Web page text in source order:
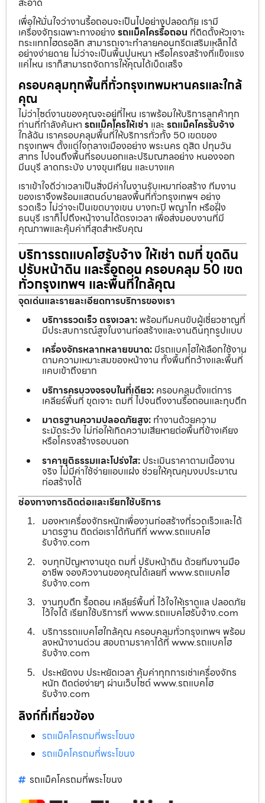
เพื่อให้มั่นใจว่างานรื้อถอนจะเป็นไปอย่างปลอดภัย เรามี
เครื่องจักรเฉพาะทางอย่าง รถแม็คโครรื้อถอน ที่ติดตั้งหัวเจาะ
กระแทกไฮดรอลิก สามารถเจาะทำลายคอนกรีตเสริมเหล็กได้
อย่างง่ายดาย ไม่ว่าจะเป็นพื้นปูนหนา หรือโครงสร้างที่แข็งแรง
แค่ไหน เราก็สามารถจัดการให้คุณได้เบ็ดเสร็จ
ครอบคลุมทุกพื้นที่ทั่วกรุงเทพมหานครและใกล้
คุณ
ไม่ว่าไซต์งานของคุณจะอยู่ที่ไหน เราพร้อมให้บริการลูกค้าทุก
ท่านที่กำลังค้นหา รถแม็คโครให้เช่า และ รถแม็คโครรับจ้าง
ใกล้ฉัน เราครอบคลุมพื้นที่ให้บริการทั่วทั้ง 50 เขตของ
กรุงเทพฯ ตั้งแต่ใจกลางเมืองอย่าง พระนคร ดุสิต ปทุมวัน
สาทร ไปจนถึงพื้นที่รอบนอกและปริมณฑลอย่าง หนองจอก
มีนบุรี ลาดกระบัง บางขุนเทียน และบางแค
เราเข้าใจดีว่าเวลาเป็นสิ่งมีค่าในงานรับเหมาก่อสร้าง ทีมงาน
ของเราจึงพร้อมแสตนด์บายลงพื้นที่ทั่วกรุงเทพฯ อย่าง
รวดเร็ว ไม่ว่าจะเป็นเขตบางเขน บางกะปิ พญาไท หรือฝั่ง
ธนบุรี เราก็ไปถึงหน้างานได้ตรงเวลา เพื่อส่งมอบงานที่มี
คุณภาพและคุ้มค่าที่สุดสำหรับคุณ
บริการรถแบคโฮรับจ้าง ให้เช่า ถมที่ ขุดดิน
ปรับหน้าดิน และรื้อถอน ครอบคลุม 50 เขต
ทั่วกรุงเทพฯ และพื้นที่ใกล้คุณ
จุดเด่นและรายละเอียดการบริการของเรา
บริการรวดเร็ว ตรงเวลา:พร้อมทีมคนขับผู้เชี่ยวชาญที่
มีประสบการณ์สูงในงานก่อสร้างและงานดินทุกรูปแบบ
เครื่องจักรหลากหลายขนาด: มีรถแบคโฮให้เลือกใช้งาน
ตามความเหมาะสมของหน้างาน ทั้งพื้นที่กว้างและพื้นที่
แคบเข้าถึงยาก
บริการครบวงจรจบในที่เดียว: ครอบคลุมตั้งแต่การ
เคลียร์พื้นที่ ขุดเจาะ ถมที่ ไปจนถึงงานรื้อถอนและทุบตึก
มาตรฐานความปลอดภัยสูง: ทำงานด้วยความ
ระมัดระวัง ไม่ก่อให้เกิดความเสียหายต่อพื้นที่ข้างเคียง
หรือโครงสร้างรอบนอก
ราคายุติธรรมและโปร่งใส: ประเมินราคาตามเนื้องาน
จริง ไม่มีค่าใช้จ่ายแอบแฝง ช่วยให้คุณคุมงบประมาณ
ก่อสร้างได้
ช่องทางการติดต่อและเรียกใช้บริการ
มองหาเครื่องจักรหนักเพื่องานก่อสร้างที่รวดเร็วและได้
มาตรฐาน ติดต่อเราได้ทันทีที่ www.รถแบคโฮ
รับจ้าง.com
จบทุกปัญหางานขุด ถมที่ ปรับหน้าดิน ด้วยทีมงานมือ
อาชีพ จองคิวงานของคุณได้เลยที่ www.รถแบคโฮ
รับจ้าง.com
งานทุบตึก รื้อถอน เคลียร์พื้นที่ ไว้ใจให้เราดูแล ปลอดภัย
ไว้ใจได้ เรียกใช้บริการที่ www.รถแบคโฮรับจ้าง.com
บริการรถแบคโฮใกล้คุณ ครอบคลุมทั่วกรุงเทพฯ พร้อม
ลงหน้างานด่วน สอบถามราคาได้ที่ www.รถแบคโฮ
รับจ้าง.com
ประหยัดงบ ประหยัดเวลา คุ้มค่าทุกการเช่าเครื่องจักร
หนัก ติดต่อง่ายๆ ผ่านเว็บไซต์ www.รถแบคโฮ
รับจ้าง.com
ลิงก์ที่เกี่ยวข้อง
รถแม็คโครถมที่พระโขนง
รถแม็คโครถมที่พระโขนง
รถแม็คโครถมที่พระโขนง